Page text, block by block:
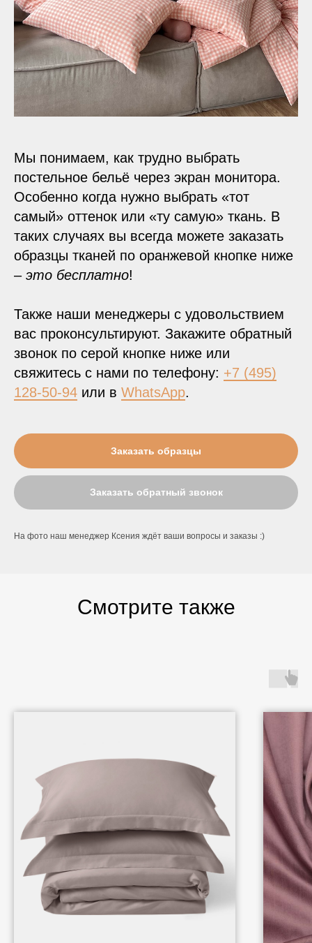
Мы понимаем, как трудно выбрать
постельное бельё через экран монитора.
Особенно когда нужно выбрать «тот
самый» оттенок или «ту самую» ткань. В
таких случаях вы всегда можете заказать
образцы тканей по оранжевой кнопке ниже
– это бесплатно!
Также наши менеджеры с удовольствием
вас проконсультируют. Закажите обратный
звонок по серой кнопке ниже или
свяжитесь с нами по телефону: +7 (495)
128-50-94 или в WhatsApp.
Заказать образцы
Заказать обратный звонок
На фото наш менеджер Ксения ждёт ваши вопросы и заказы :)
Смотрите также